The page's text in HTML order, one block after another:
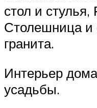
стол и
Столешница и
гранита.
Интерьер
усадьбы.